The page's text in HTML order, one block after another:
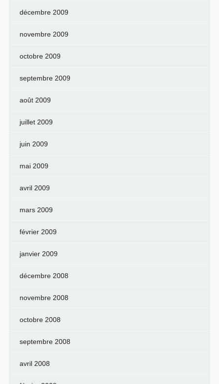
décembre 2009
novembre 2009
octobre 2009
septembre 2009
août 2009
juillet 2009
juin 2009
mai 2009
avril 2009
mars 2009
février 2009
janvier 2009
décembre 2008
novembre 2008
octobre 2008
septembre 2008
avril 2008